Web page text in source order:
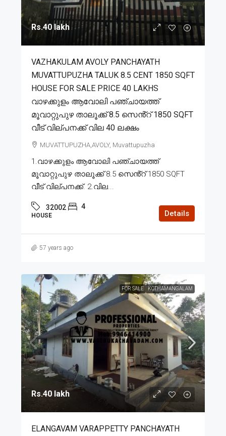
Rs.40 lakh
VAZHAKULAM AVOLY PANCHAYATH
MUVATTUPUZHA TALUK 8.5 CENT 1850 SQFT
HOUSE FOR SALE PRICE 40 LAKHS
വാഴക്കുളം ആവോലി പഞ്ചായത്ത്
മൂവാറ്റുപുഴ താലൂക്ക് 8.5 സെൻ്റ് 1850 SQFT
വീട് വില്പനക്ക് വില 40 ലക്ഷം
MUVATTUPUZHA,AVOLY, Muvattupuzha
1.വാഴക്കുളം ആവോലി പഞ്ചായത്ത്
മൂവാറ്റുപുഴ താലൂക്ക് 8.5 സെൻ്റ് 1850 SQFT
വീട് വില്പനക്ക്. 2.വില...
32002 4
HOUSE Details
57 years ago
FOR SALE KOTHAMANGALAM
Rs.40 lakh
ELANGAVAM VARAPPETTY PANCHAYATH